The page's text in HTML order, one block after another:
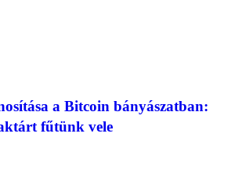
a Bitcoin bányászatban:
fűtünk vele